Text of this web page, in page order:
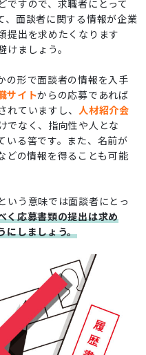
ですので、求職者にとって
、面談者に関する情報が企業
提出を求めたくなります
ましょう。
の形で面談者の情報を入手
サイトからの応募であれば
ていますし、 人材紹介会
でなく、指向性や人とな
いる筈です。また、名前が
どの情報を得ることも可能
いう意味では面談者にとっ
く応募書類の提出は求め
にしましょう。